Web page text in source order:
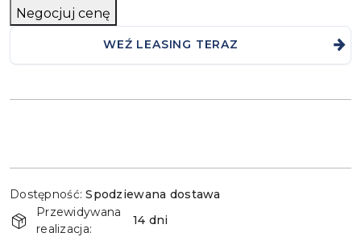
Negocjuj cenę
WEŹ LEASING TERAZ
i
dostawa
Dostępność: Spodziewana dostawa
Przewidywana
realizacja:
14 dni